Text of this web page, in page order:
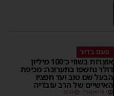
פעם בדור
אוצרות בשווי כ־100 מיליון
דולר נחשפו בתערוכה: מכיפת
הבעל שם טוב ועד חפציו
האישיים של הרב עובדיה
יוסי יחזקאלי 16:34